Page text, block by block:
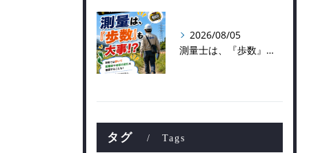
2026/08/05
測量士は、『歩数』も大事！？
タグ Tags